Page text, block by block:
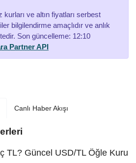
kurları ve altın fiyatları serbest
bilgilendirme amaçlıdır ve anlık
Son güncelleme: 12:10
Partner API
Canlı Haber Akışı
TL? Güncel USD/TL Öğle Kuru